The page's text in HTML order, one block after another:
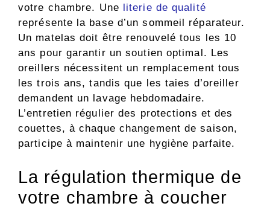
votre chambre. Une literie de qualité
représente la base d’un sommeil réparateur.
Un matelas doit être renouvelé tous les 10
ans pour garantir un soutien optimal. Les
oreillers nécessitent un remplacement tous
les trois ans, tandis que les taies d’oreiller
demandent un lavage hebdomadaire.
L’entretien régulier des protections et des
couettes, à chaque changement de saison,
participe à maintenir une hygiène parfaite.
La régulation thermique de
votre chambre à coucher